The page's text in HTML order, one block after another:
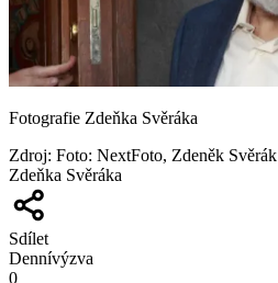
Fotografie Zdeňka Svěráka
Zdroj: Foto: NextFoto, Zdeněk
Zdeňka Svěráka
Sdílet
Dennívýzva
0